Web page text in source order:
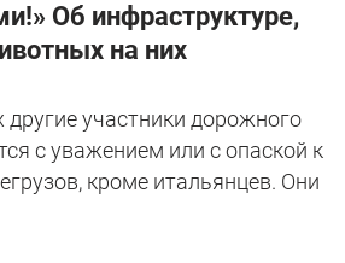
Об инфраструктуре,
на них
другие участники дорожного
с уважением или с опаской к
кроме итальянцев. Они